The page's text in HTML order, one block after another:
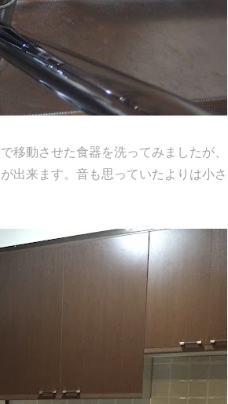
動させた食器を洗ってみましたが、
出来ます。音も思っていたよりは小さ